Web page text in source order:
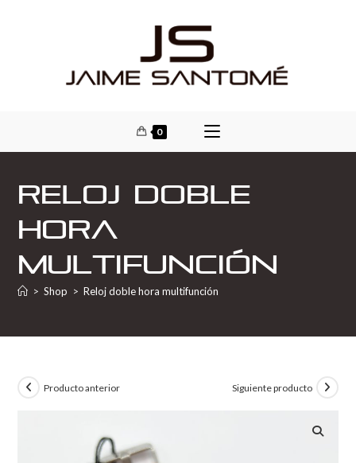
0
Reloj doble
hora
multifunción
> Shop > Reloj doble hora multifunción
Producto anterior Siguiente producto